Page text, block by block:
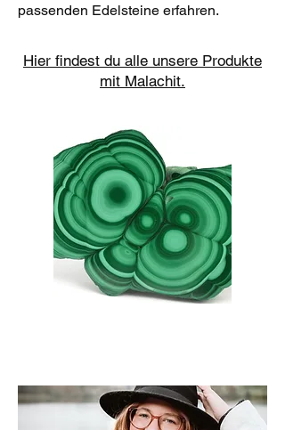
passenden Edelsteine erfahren.
Hier findest du alle unsere Produkte
mit Malachit.